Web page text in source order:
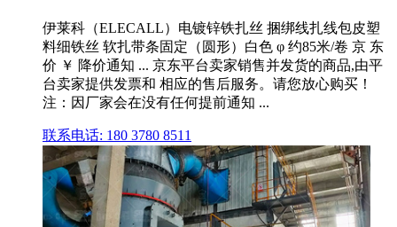
伊莱科（ELECALL）电镀锌铁扎丝 捆绑线扎线包皮塑
料细铁丝 软扎带条固定（圆形）白色 φ 约85米/卷 京 东
价 ￥ 降价通知 ... 京东平台卖家销售并发货的商品,由平
台卖家提供发票和 相应的售后服务。请您放心购买！
注：因厂家会在没有任何提前通知 ...
联系电话: 180 3780 8511